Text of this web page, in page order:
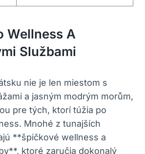
Wellness A
Službami
nie je len miestom s
a jasným modrým morům,
pre tých, ktorí túžia po
Mnohé z tunajších
**špičkové wellness a
ktoré zaručia dokonalý